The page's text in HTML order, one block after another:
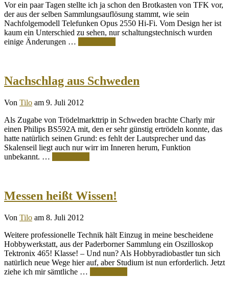
Vor ein paar Tagen stellte ich ja schon den Brotkasten von TFK vor,
der aus der selben Sammlungsauflösung stammt, wie sein
Nachfolgemodell Telefunken Opus 2550 Hi-Fi. Vom Design her ist
kaum ein Unterschied zu sehen, nur schaltungstechnisch wurden
einige Änderungen …
Nachschlag aus Schweden
Von Tilo am 9. Juli 2012
Als Zugabe von Trödelmarkttrip in Schweden brachte Charly mir
einen Philips BS592A mit, den er sehr günstig ertrödeln konnte, das
hatte natürlich seinen Grund: es fehlt der Lautsprecher und das
Skalenseil liegt auch nur wirr im Inneren herum, Funktion
unbekannt. …
Messen heißt Wissen!
Von Tilo am 8. Juli 2012
Weitere professionelle Technik hält Einzug in meine bescheidene
Hobbywerkstatt, aus der Paderborner Sammlung ein Oszilloskop
Tektronix 465! Klasse! – Und nun? Als Hobbyradiobastler tun sich
natürlich neue Wege hier auf, aber Studium ist nun erforderlich. Jetzt
ziehe ich mir sämtliche …